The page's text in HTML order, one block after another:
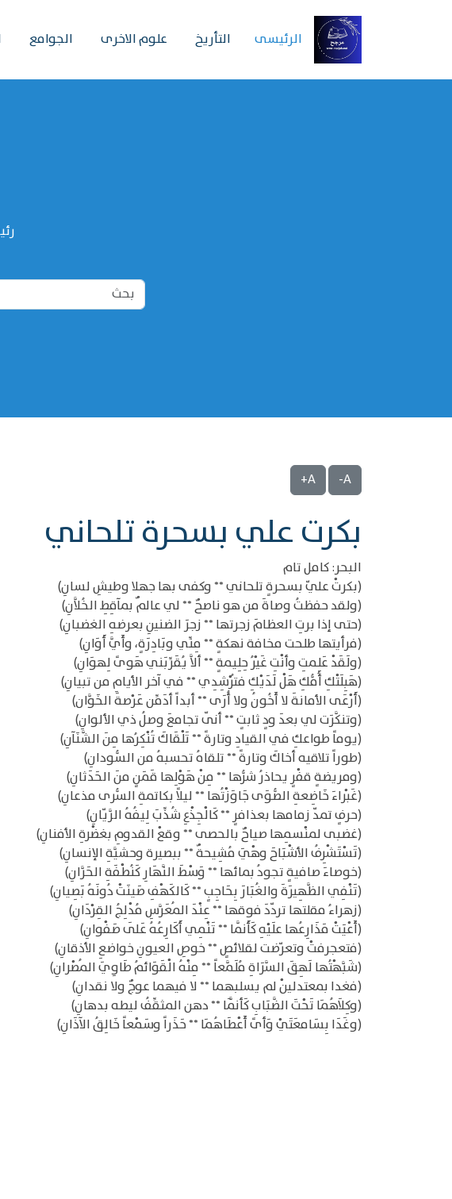
الرئیسی التأريخ علوم الاخرى الجوامع
A-
A+
بكرت علي بسحرة تلحاني
البحر: كامل تام
(بكرتْ عليّ بسحرةٍ تلحاني ** وكفى بها جهلا وطيشِ لسانِ)
(ولقد حفظتُ وصاةَ من هو ناصحٌ ** لي عالمٌ بمآقِطِ الخُلاَّنِ)
(حتى إذا برتِ العظامَ زجرتها ** زجرَ الضنينِ بعرضهِ الغضبانِ)
(فرأيتها طلحت مخافة نهكةٍ ** مِنِّي وبَادِرَةٍ، وأَيَّ أَوَانِ)
(ولَقَدْ عَلِمتِ وأنْتِ غَيْرُ حِلِيمةٍ ** ألاَّ يُقَرِّبَني هَوىً لِهوَانِ)
(هَبِلَتْكِ أُمُّكِ هَلْ لَدَيْكِ فتُرْشِدِي ** في آخر الأيامِ من تبيانِ)
(أَرْعَى الأمانةَ لا أَخُونُ ولا أُرَى ** أبداً أدَمِّن عَرْصةَ الخَوَّان)
(وتنكَّرَت لي بعدَ ودٍ ثابتٍ ** أنّى تجامعَ وصلُ ذي الألوانِ)
(يوماً طواعكِ في القيادِ وتارةً ** تَلْقَاكَ تُنْكِرُها مِنَ الشَّنَآنِ)
(طوراً تلاقيه أخاكَ وتارةً ** تلقاهُ تحسبهُ من السُّودانِ)
(ومريضةٍ قفْرٍ يحاذرُ شرُّها ** مِنْ هَوْلِها قَمَنٍ منَ الحَدَثانِ)
(غَبْراءَ خَاضِعةِ الصُّوَى جَاوَزْتُها ** ليلاً بكاتمةِ السُّرى مذعانِ)
(حرفٍ تمدّ زمامها بعذافرٍ ** كَالْجِذْعِ شُذِّبَ لِيفُهُ الرَّيّانِ)
(غضبى لمنْسمِها صياحٌ بالحصى ** وقعْ القدومِ بغضْرةِ الأفنانِ)
(تَسْتَشْرِفُ الأشْبَاحَ وهْيَ مُشِيحةٌ ** ببصيرة وحشيَّةِ الإنسانِ)
(خوصاءَ صافيةٍ تجودُ بمائها ** وَسْطَ النَّهَارِ كَنُطْفَةِ الحَرَّانِ)
(تَنْفِي الظَّهِيرَةَ والغُبَارَ بِحَاجِبٍ ** كَالكَهْفِ صَينَتْ دُونَهُ بَصِيانِ)
(زهراءُ مقلتها تردّدَ فوقها ** عِنْدَ المُعَرَّسِ مُدْلِجُ القِرْدَانِ)
(أَعْيَتْ مَذَارِعُها علَيْهِ كَأَنَّما ** تَنْمِي أَكَارِعُهُ عَلَى صَفْوانِ)
(فتعجرفتْ وتعرّضت لقلائصٍ ** خوصِ العيونِ خواضعِ الأذقانِ)
(شَبَّهْتُها لَهِقَ السَّرَاةِ مُلَمَّعاً ** مِنْهُ الْقَوَائمُ طَاوِيَ المُصْرانِ)
(فغدا بمعتدلينْ لم يسلبهما ** لا فيهما عوجٌ ولا نقدانِ)
(وكِلاَهُمَا تَحْتَ الضَّبَابِ كَأنَّمَا ** دهن المثقِّفُ ليطه بدهانِ)
(وغَدَا بِسَامعَتَيْ وَأىً أَعْطَاهُمَا ** حَذَراً وسَمْعاً خَالِقُ الآذَانِ)